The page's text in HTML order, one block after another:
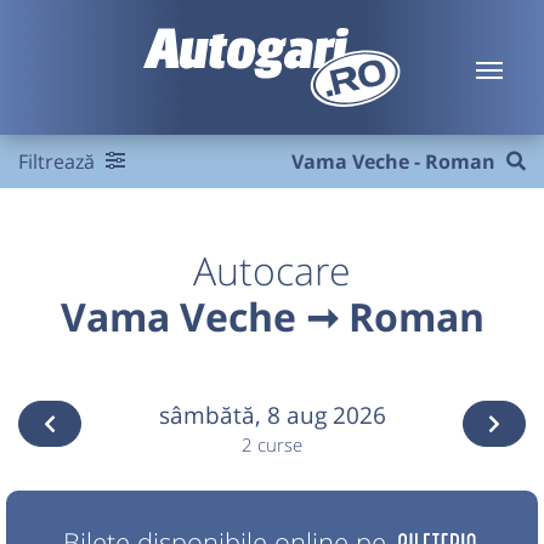
Filtrează Vama Veche - Roman
Autocare
Vama Veche ➞ Roman
sâmbătă, 8 aug 2026
2 curse